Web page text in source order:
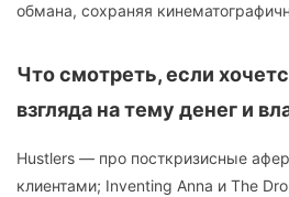
обмана, сохраняя
Что смотреть, если
взгляда на тему денег и
Hustlers — про посткризисные
клиентами; Inventing Anna и The